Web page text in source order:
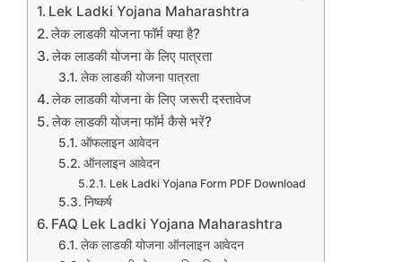
Lek Ladki Yojana Maharashtra
लेक लाडकी योजना फॉर्म क्या है?
लेक लाडकी योजना के लिए पात्रता
लेक लाडकी योजना पात्रता
लेक लाडकी योजना के लिए जरूरी दस्तावेज
लेक लाडकी योजना फॉर्म कैसे भरें?
ऑफलाइन आवेदन
ऑनलाइन आवेदन
Lek Ladki Yojana Form PDF Download
निष्कर्ष
FAQ Lek Ladki Yojana Maharashtra
लेक लाडकी योजना ऑनलाइन आवेदन